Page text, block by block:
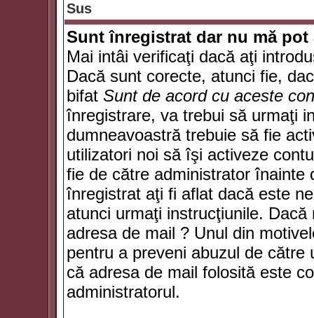
Sus
Sunt înregistrat dar nu mă
Mai intâi verificaţi dacă aţi
Dacă sunt corecte, atunci fie,
bifat Sunt de acord cu aceste
înregistrare, va trebui să urmaţi
dumneavoastră trebuie să fie
utilizatori noi să îşi activeze
fie de către administrator înainte
înregistrat aţi fi aflat dacă este
atunci urmaţi instrucţiunile.
adresa de mail ? Unul din
pentru a preveni abuzul de către
că adresa de mail folosită este
administratorul.